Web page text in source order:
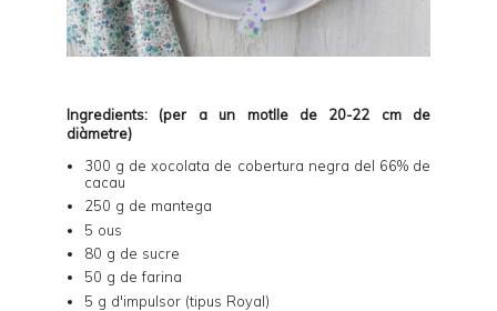
Ingredients: (per a un motlle de 20-22 cm de
diàmetre)
300 g de xocolata de cobertura negra del 66% de
cacau
250 g de mantega
5 ous
80 g de sucre
50 g de farina
5 g d'impulsor (tipus Royal)